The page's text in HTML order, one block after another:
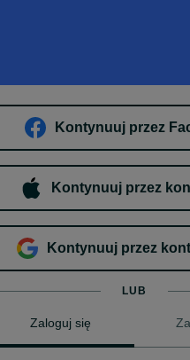
Kontynuuj przez
Kontynuuj przez
Kontynuuj przez
LUB
Zaloguj się